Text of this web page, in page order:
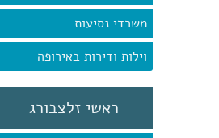
משרדי נסיעות
וילות ודירות באירופה
ראשי זלצבורג